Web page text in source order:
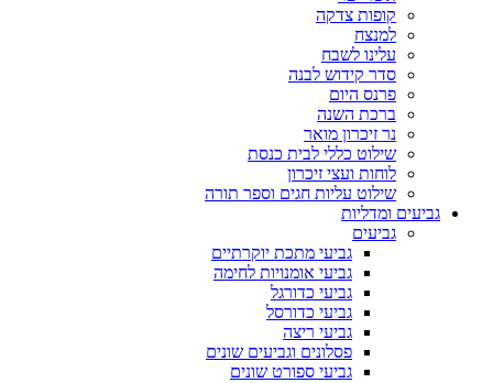
קופות צדקה
למנצח
עלינו לשבח
סדר קידוש לבנה
פרנס היום
ברכת השנה
נר זיכרון מואר
שילוט כללי לבית כנסת
לוחות ועצי זיכרון
שילוט עליות חגים וספר תורה
גביעים ומדליות
גביעים
גביעי מתכת יוקרתיים
גביעי אומנויות לחימה
גביעי כדורגל
גביעי כדורסל
גביעי ריצה
פסלונים וגביעים שונים
גביעי ספורט שונים